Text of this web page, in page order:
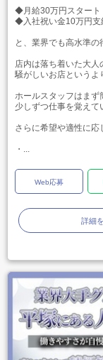
◆月給30万円スタート
◆入社祝い金10万円支
と、業界でも高水準の
店内は落ち着いた大人
騒がしいお店というよ
ホールスタッフはまず
少しずつ仕事を覚えて
さらに希望や適性に応
・...
Web応募
詳細